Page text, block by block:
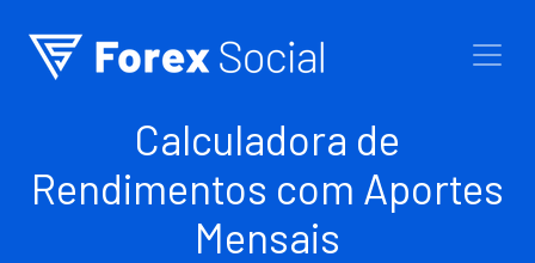
Calculadora de
Rendimentos com Aportes
Mensais